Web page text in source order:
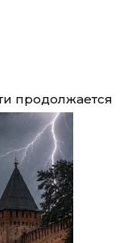
продолжается